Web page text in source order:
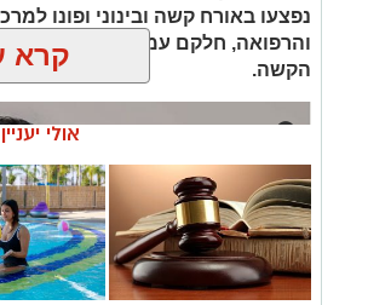
מניפים שלטי תמיכה, רואים בו
עידוד, תוך שהם מכנים אותו "לוחם
נפצעו באורח קשה ובינוני ופונו
והרפואה, חלקם עמיתיו לארגון
הקשה.
קרא
אולי